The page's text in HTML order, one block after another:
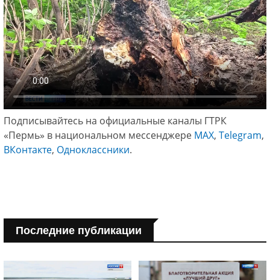
Подписывайтесь на официальные каналы ГТРК
«Пермь» в национальном мессенджере МАХ, Telegram,
ВКонтакте, Одноклассники.
Последние публикации